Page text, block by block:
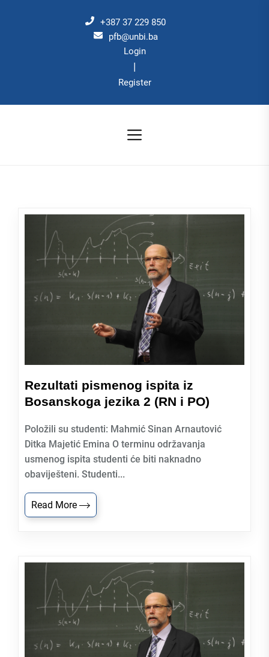
+387 37 229 850
pfb@unbi.ba
Login
|
Register
Rezultati pismenog ispita iz
Bosanskoga jezika 2 (RN i PO)
Položili su studenti: Mahmić Sinan Arnautović
Ditka Majetić Emina O terminu održavanja
usmenog ispita studenti će biti naknadno
obaviješteni. Studenti...
Read More